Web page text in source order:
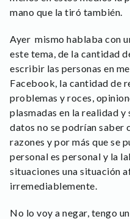
mano que la tiró también.
Ayer mismo hablaba con
este tema, de la cantidad
escribir las personas en
Facebook, la cantidad de
problemas y roces,
plasmadas en la realidad
datos no se podrían saber
razones y por más que se
personal es personal y la
situaciones una situación
irremediablemente.
No lo voy a negar, tengo